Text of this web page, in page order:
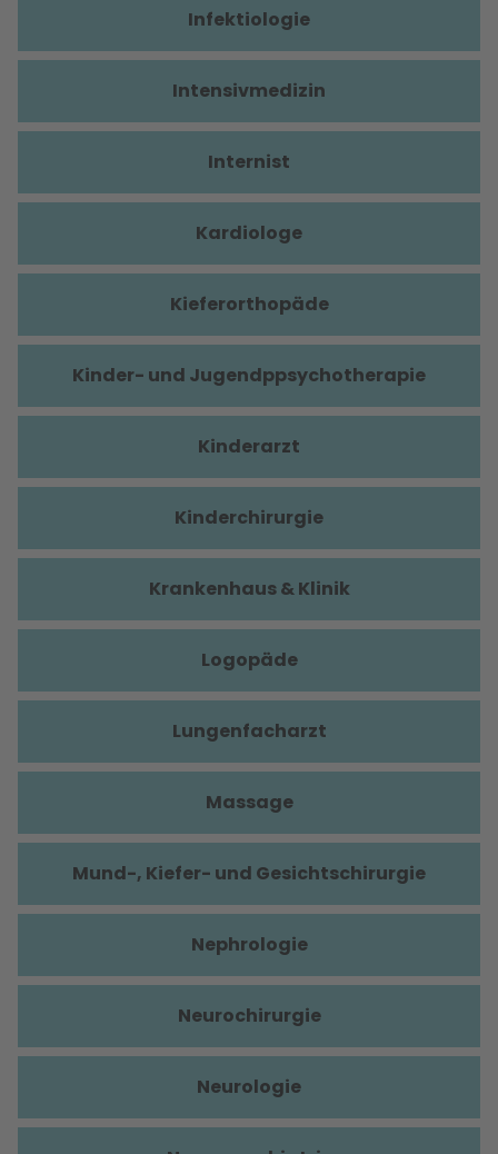
Infektiologie
Intensivmedizin
Internist
Kardiologe
Kieferorthopäde
Kinder- und Jugendppsychotherapie
Kinderarzt
Kinderchirurgie
Krankenhaus & Klinik
Logopäde
Lungenfacharzt
Massage
Mund-, Kiefer- und Gesichtschirurgie
Nephrologie
Neurochirurgie
Neurologie